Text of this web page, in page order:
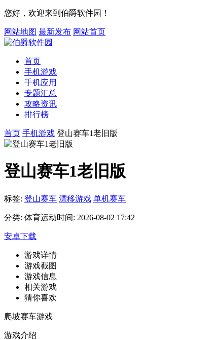
您好，欢迎来到伯爵软件园！
网站地图 最新发布 网站首页
首页
手机游戏
手机应用
专题汇总
攻略资讯
排行榜
首页 手机游戏 登山赛车1老旧版
登山赛车1老旧版
标签: 登山赛车 漂移游戏 单机赛车
分类: 体育运动时间: 2026-08-02 17:42
安卓下载
游戏详情
游戏截图
游戏信息
相关游戏
猜你喜欢
爬坡赛车游戏
游戏介绍